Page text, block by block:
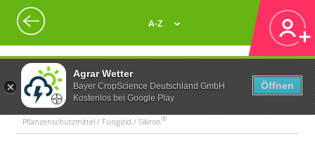
Agrar Wetter
Bayer CropScience Deutschland GmbH
Kostenlos bei Google Play
Öffnen
A-Z
Pflanzenschutzmittel / Fungizid / Silvron®